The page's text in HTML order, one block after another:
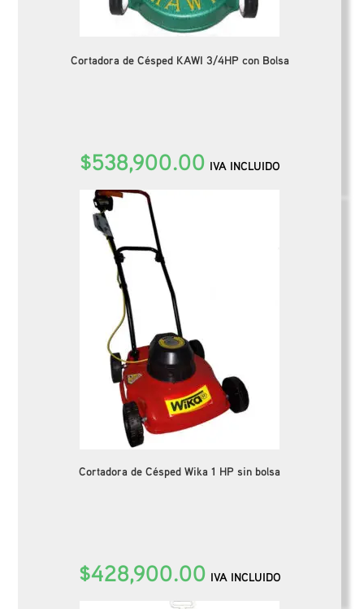
Cortadora de Césped KAWI 3/4HP con Bolsa
$538,900.00 IVA INCLUIDO
Cortadora de Césped Wika 1 HP sin bolsa
$428,900.00 IVA INCLUIDO